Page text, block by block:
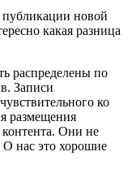
публикации новой
какая разница
распределены по
Записи
ко
размещения
контента. Они не
нас это хорошие